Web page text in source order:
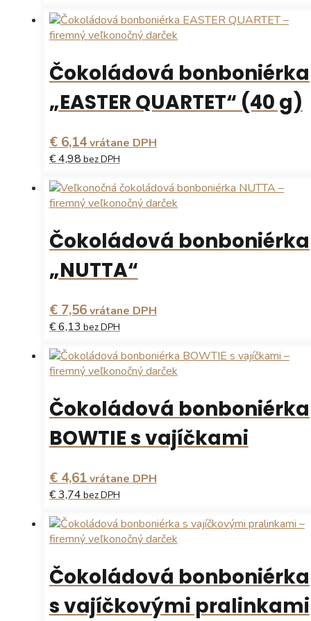
Čokoládová bonboniérka
„EASTER QUARTET“ (40 g)
€ 6,14vrátane DPH
€ 4,98 bez DPH
Čokoládová bonboniérka
„NUTTA“
€ 7,56vrátane DPH
€ 6,13 bez DPH
Čokoládová bonboniérka
BOWTIE s vajíčkami
€ 4,61vrátane DPH
€ 3,74 bez DPH
Čokoládová bonboniérka
s vajíčkovými pralinkami